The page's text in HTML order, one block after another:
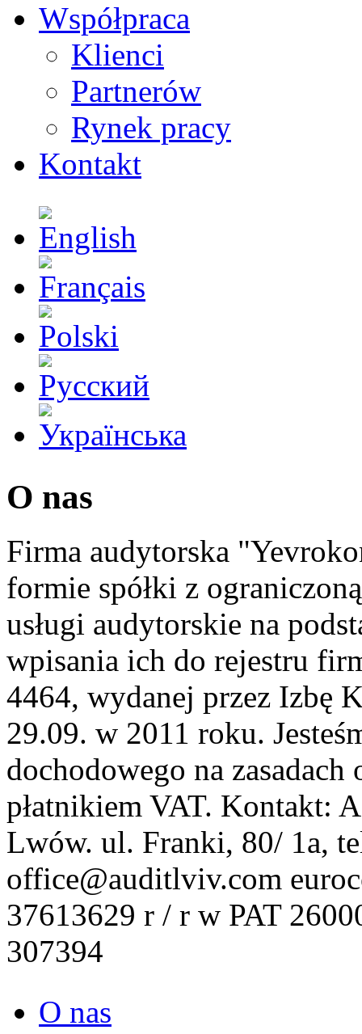
Współpraca
Klienci
Partnerów
Rynek pracy
Kontakt
O nas
Firma audytorska
formie spółki z
usługi audytorskie na
wpisania ich do rejestru
4464, wydanej przez
29.09. w 2011 roku.
dochodowego na
płatnikiem VAT. Kontakt:
Lwów. ul. Franki, 80/ 1a,
office@auditlviv.com
37613629 r / r w PAT
307394
O nas